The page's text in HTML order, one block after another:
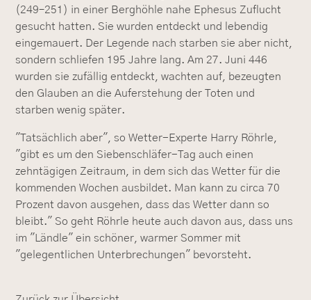
(249–251) in einer Berghöhle nahe Ephesus Zuflucht
gesucht hatten. Sie wurden entdeckt und lebendig
eingemauert. Der Legende nach starben sie aber nicht,
sondern schliefen 195 Jahre lang. Am 27. Juni 446
wurden sie zufällig entdeckt, wachten auf, bezeugten
den Glauben an die Auferstehung der Toten und
starben wenig später.
"Tatsächlich aber", so Wetter-Experte Harry Röhrle,
"gibt es um den Siebenschläfer-Tag auch einen
zehntägigen Zeitraum, in dem sich das Wetter für die
kommenden Wochen ausbildet. Man kann zu circa 70
Prozent davon ausgehen, dass das Wetter dann so
bleibt." So geht Röhrle heute auch davon aus, dass uns
im "Ländle" ein schöner, warmer Sommer mit
"gelegentlichen Unterbrechungen" bevorsteht.